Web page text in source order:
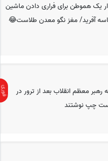
یک هموطن برای فراری دادن ماشین
آفرید/ مغز نگو معدن طلاست😂
رهبر معظم انقلاب بعد از ترور در
چپ نوشتند